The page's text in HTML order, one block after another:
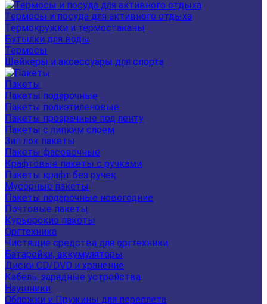
Термосы и посуда для активного отдыха
Термокружки и термостаканы
Бутылки для воды
Термосы
Шейкеры и аксессуары для спорта
Пакеты
Пакеты подарочные
Пакеты полиэтиленовые
Пакеты прозрачные под ленту
Пакеты с липким слоем
Зип лок пакеты
Пакеты фасовочные
Крафтовые пакеты с ручками
Пакеты крафт без ручек
Мусорные пакеты
Пакеты подарочные новогодние
Почтовые пакеты
Курьерские пакеты
Оргтехника
Чистящие средства для оргтехники
Батарейки, аккумуляторы
Диски CD/DVD и хранение
Кабель, зарядные устройства
Наушники
Обложки и Пружины для переплета